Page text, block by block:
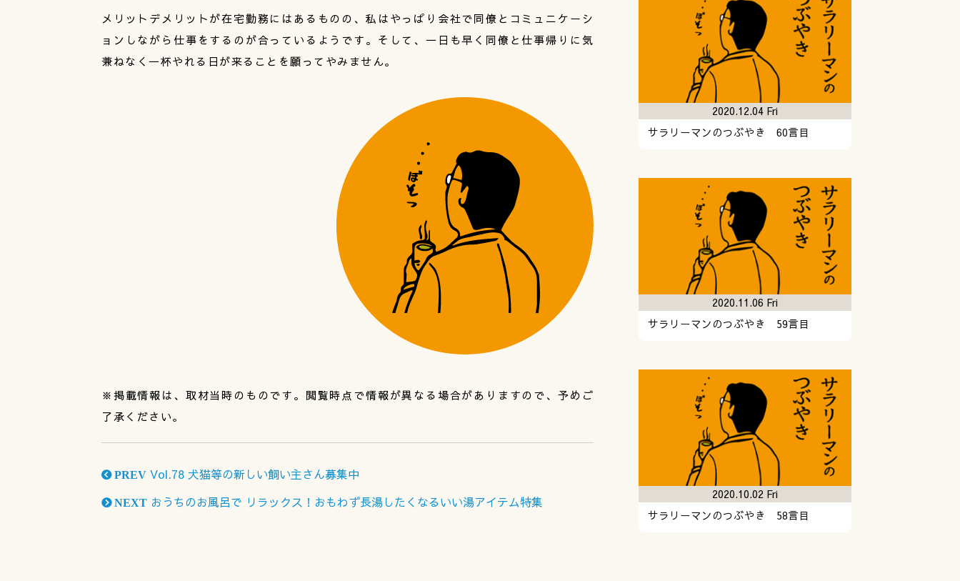
メリットデメリットが在宅勤務にはあるものの、私はやっぱり会社で同僚とコミュニケーシ
ョンしながら仕事をするのが合っているようです。そして、一日も早く同僚と仕事帰りに気
兼ねなく一杯やれる日が来ることを願ってやみません。
※掲載情報は、取材当時のものです。閲覧時点で情報が異なる場合がありますので、予めご
了承ください。
PREV Vol.78 犬猫等の新しい飼い主さん募集中
NEXT おうちのお風呂で リラックス！おもわず長湯したくなるいい湯アイテム特集
サラリーマンのつぶやき 60言目
2020.12.04 Fri
サラリーマンのつぶやき 59言目
2020.11.06 Fri
サラリーマンのつぶやき 58言目
2020.10.02 Fri